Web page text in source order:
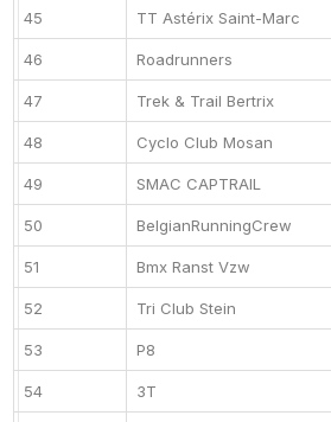
45 TT Astérix Saint-Marc
46 Roadrunners
47 Trek & Trail Bertrix
48 Cyclo Club Mosan
49 SMAC CAPTRAIL
50 BelgianRunningCrew
51 Bmx Ranst Vzw
52 Tri Club Stein
53 P8
54 3T